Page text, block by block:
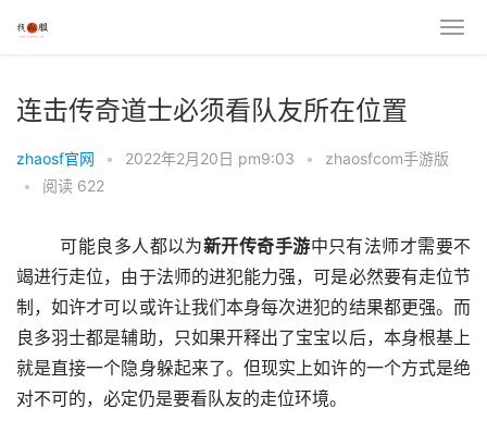
连击传奇道士必须看队友所在位置
zhaosf官网 • 2022年2月20日 pm9:03 •
zhaosfcom手游版
•
阅读 622
	可能良多人都以为
新开传奇手游中只有法师才需要不
竭进行走位，由于法师的进犯能力强，可是必然要有走位节
制，如许才可以或许让我们本身每次进犯的结果都更强。而
良多羽士都是辅助，只如果开释出了宝宝以后，本身根基上
就是直接一个隐身躲起来了。但现实上如许的一个方式是绝
对不可的，必定仍是要看队友的走位环境。